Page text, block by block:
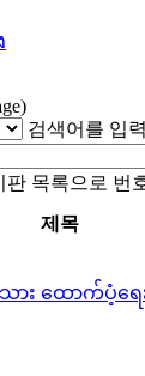
검색어를 입
판 목록으로 번
제목
ား ထောက်ပံ့ရေ